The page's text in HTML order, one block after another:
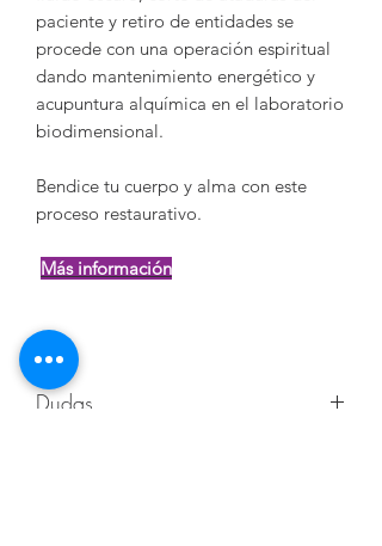
paciente y retiro de entidades se
procede con una operación espiritual
dando mantenimiento energético y
acupuntura alquímica en el laboratorio
biodimensional.
Bendice tu cuerpo y alma con este
proceso restaurativo.
Más información
Dudas